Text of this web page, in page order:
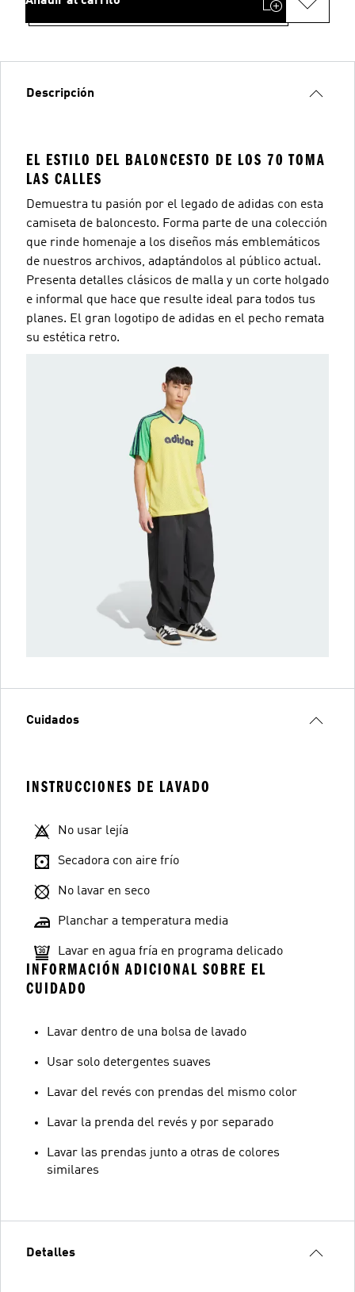
Descripción
EL ESTILO DEL BALONCESTO DE LOS 70 TOMA
LAS CALLES
Demuestra tu pasión por el legado de adidas con esta
camiseta de baloncesto. Forma parte de una colección
que rinde homenaje a los diseños más emblemáticos
de nuestros archivos, adaptándolos al público actual.
Presenta detalles clásicos de malla y un corte holgado
e informal que hace que resulte ideal para todos tus
planes. El gran logotipo de adidas en el pecho remata
su estética retro.
Cuidados
INSTRUCCIONES DE LAVADO
No usar lejía
Secadora con aire frío
No lavar en seco
Planchar a temperatura media
Lavar en agua fría en programa delicado
INFORMACIÓN ADICIONAL SOBRE EL
CUIDADO
Lavar dentro de una bolsa de lavado
Usar solo detergentes suaves
Lavar del revés con prendas del mismo color
Lavar la prenda del revés y por separado
Lavar las prendas junto a otras de colores
similares
Detalles